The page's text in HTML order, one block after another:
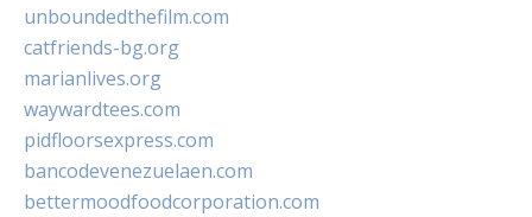
unboundedthefilm.com
catfriends-bg.org
marianlives.org
waywardtees.com
pidfloorsexpress.com
bancodevenezuelaen.com
bettermoodfoodcorporation.com